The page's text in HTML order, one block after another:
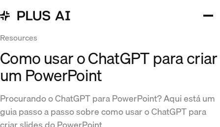
Resources
Como usar o ChatGPT para criar
um PowerPoint
Procurando o ChatGPT para PowerPoint? Aqui está um
guia passo a passo sobre como usar o ChatGPT para